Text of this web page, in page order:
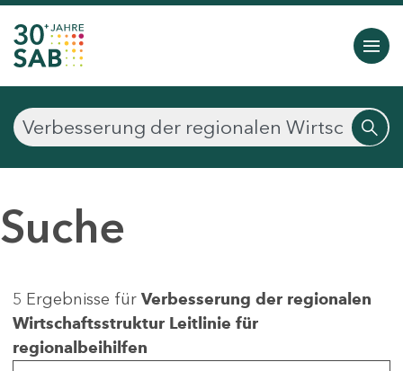
Suche
5 Ergebnisse für Verbesserung der regionalen
Wirtschaftsstruktur Leitlinie für
regionalbeihilfen